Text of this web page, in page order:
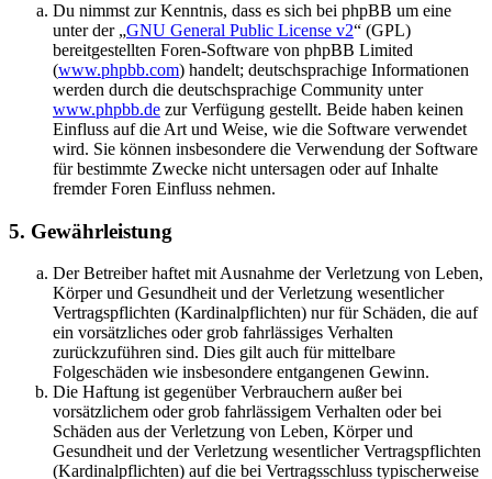
Du nimmst zur Kenntnis, dass es sich bei phpBB um eine
unter der „GNU General Public License v2“ (GPL)
bereitgestellten Foren-Software von phpBB Limited
(www.phpbb.com) handelt; deutschsprachige Informationen
werden durch die deutschsprachige Community unter
www.phpbb.de zur Verfügung gestellt. Beide haben keinen
Einfluss auf die Art und Weise, wie die Software verwendet
wird. Sie können insbesondere die Verwendung der Software
für bestimmte Zwecke nicht untersagen oder auf Inhalte
fremder Foren Einfluss nehmen.
5. Gewährleistung
Der Betreiber haftet mit Ausnahme der Verletzung von Leben,
Körper und Gesundheit und der Verletzung wesentlicher
Vertragspflichten (Kardinalpflichten) nur für Schäden, die auf
ein vorsätzliches oder grob fahrlässiges Verhalten
zurückzuführen sind. Dies gilt auch für mittelbare
Folgeschäden wie insbesondere entgangenen Gewinn.
Die Haftung ist gegenüber Verbrauchern außer bei
vorsätzlichem oder grob fahrlässigem Verhalten oder bei
Schäden aus der Verletzung von Leben, Körper und
Gesundheit und der Verletzung wesentlicher Vertragspflichten
(Kardinalpflichten) auf die bei Vertragsschluss typischerweise